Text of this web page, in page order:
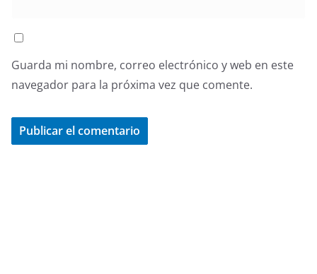
Guarda mi nombre, correo electrónico y web en este
navegador para la próxima vez que comente.